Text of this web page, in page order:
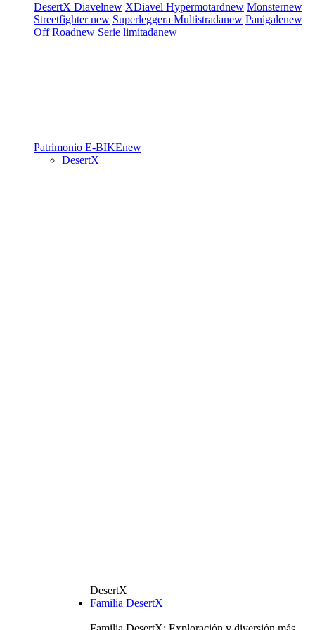
DesertX Diavelnew XDiavel Hypermotardnew Monsternew
Streetfighternew Superleggera Multistradanew Panigalenew
Off Roadnew Serie limitadanew
Patrimonio E-BIKEnew
DesertX
DesertX
Familia DesertX